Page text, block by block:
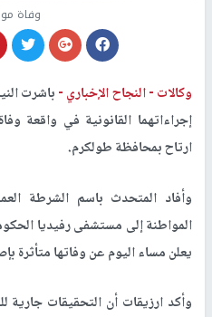
وفاة
وكالات -النجاح الإخباري -باشرت
ارتاح بمحافظة طولكرم.
وأفاد المتحدث باسم الشرطة
المواطنة إلى مستشفى رفيديا
يعلن مساء اليوم عن وفاتها متأثرة
وأكد ارزيقات أن التحقيقات